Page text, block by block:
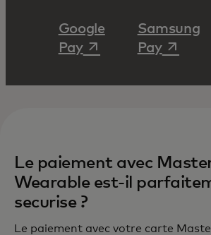
Google
Pay‎s’ouvre dans un
Samsung
Pay‎
Le paiement avec
Wearable est-il
securise ?
Le paiement avec votre carte